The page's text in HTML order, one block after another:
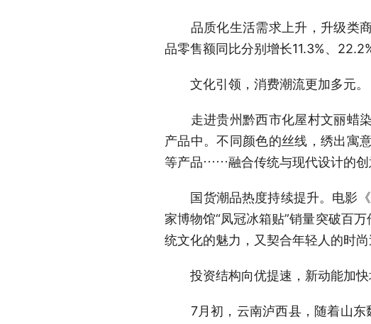
品质化生活需求上升，升级类商
品零售额同比分别增长11.3%、
文化引领，消费潮流更加多元。
走进贵州黔西市化屋村文丽蜡染
产品中。不同颜色的丝线，绣出寓
等产品……融合传统与现代设计的创
国货潮品热度持续提升。电影《
家博物馆“凤冠冰箱贴”销量突破百
统文化的魅力，又契合年轻人的时尚
投资结构向优提速，新动能加快
7月初，云南泸西县，随着山东